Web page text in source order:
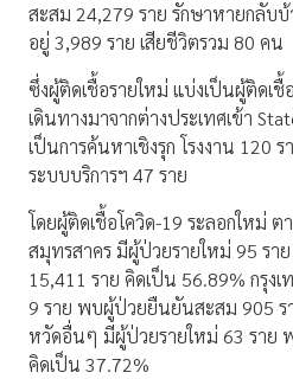
สะสม 24,279 ราย รักษาหายกลับ
อยู่ 3,989 ราย เสียชีวิตรวม 80 คน
ซึ่งผู้ติดเชื้อรายใหม่ แบ่งเป็นผู้ติดเ
เดินทางมาจากต่างประเทศเข้า
เป็นการค้นหาเชิงรุก โรงงาน 120 ร
ระบบบริการฯ 47 ราย
โดยผู้ติดเชื้อโควิด-19 ระลอกใหม่
สมุทรสาคร มีผู้ป่วยรายใหม่ 95 ร
15,411 ราย คิดเป็น 56.89% กรุง
9 ราย พบผู้ป่วยยืนยันสะสม 905 ร
หวัดอื่นๆ มีผู้ป่วยรายใหม่ 63 ราย
คิดเป็น 37.72%